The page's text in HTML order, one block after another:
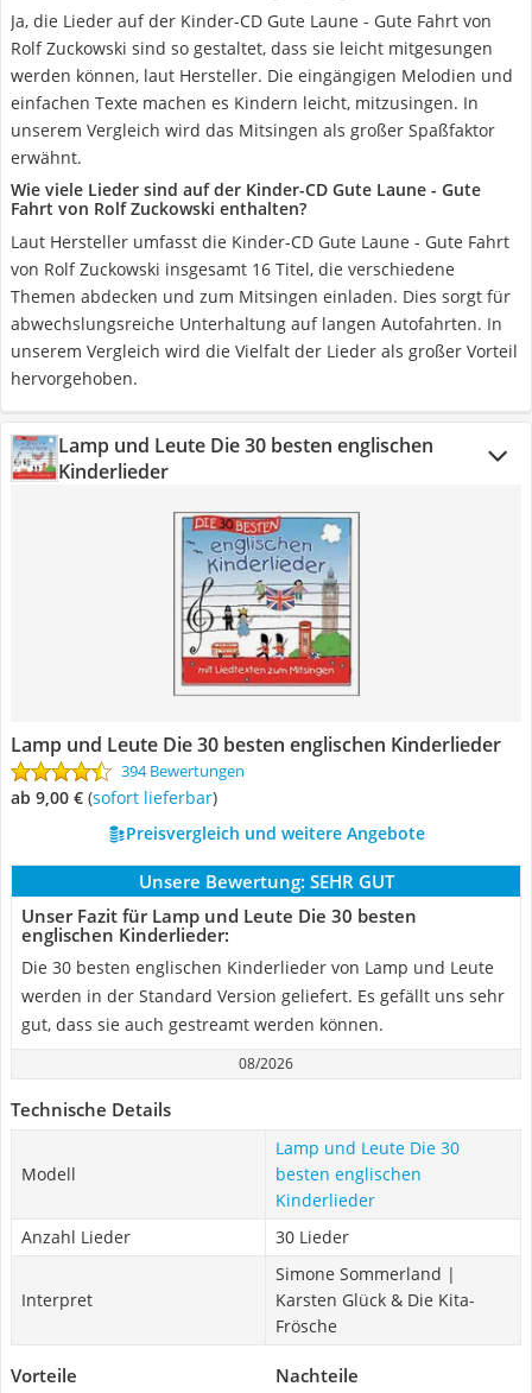
Ja, die Lieder auf der Kinder-CD Gute Laune - Gute Fahrt von
Rolf Zuckowski sind so gestaltet, dass sie leicht mitgesungen
werden können, laut Hersteller. Die eingängigen Melodien und
einfachen Texte machen es Kindern leicht, mitzusingen. In
unserem Vergleich wird das Mitsingen als großer Spaßfaktor
erwähnt.
Wie viele Lieder sind auf der Kinder-CD Gute Laune - Gute
Fahrt von Rolf Zuckowski enthalten?
Laut Hersteller umfasst die Kinder-CD Gute Laune - Gute Fahrt
von Rolf Zuckowski insgesamt 16 Titel, die verschiedene
Themen abdecken und zum Mitsingen einladen. Dies sorgt für
abwechslungsreiche Unterhaltung auf langen Autofahrten. In
unserem Vergleich wird die Vielfalt der Lieder als großer Vorteil
hervorgehoben.
Lamp und Leute Die 30 besten englischen
Kinderlieder
Lamp und Leute Die 30 besten englischen Kinderlieder
394 Bewertungen
ab 9,00 € ( Sofort lieferbar)
Preisvergleich und weitere Angebote
Unsere Bewertung: SEHR GUT
Unser Fazit für Lamp und Leute Die 30 besten
englischen Kinderlieder:
Die 30 besten englischen Kinderlieder von Lamp und Leute
werden in der Standard Version geliefert. Es gefällt uns sehr
gut, dass sie auch gestreamt werden können.
08/2026
Technische Details
Modell
Lamp und Leute Die 30
besten englischen
Kinderlieder
Anzahl Lieder
30 Lieder
Interpret
Simone Sommerland |
Karsten Glück & Die Kita-
Frösche
Vorteile Nachteile